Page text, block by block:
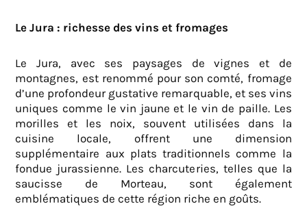
Le Jura : richesse des vins et fromages
Le Jura, avec ses paysages de vignes et de
montagnes, est renommé pour son comté, fromage
d’une profondeur gustative remarquable, et ses vins
uniques comme le vin jaune et le vin de paille. Les
morilles et les noix, souvent utilisées dans la
cuisine locale, offrent une dimension
supplémentaire aux plats traditionnels comme la
fondue jurassienne. Les charcuteries, telles que la
saucisse de Morteau, sont également
emblématiques de cette région riche en goûts.